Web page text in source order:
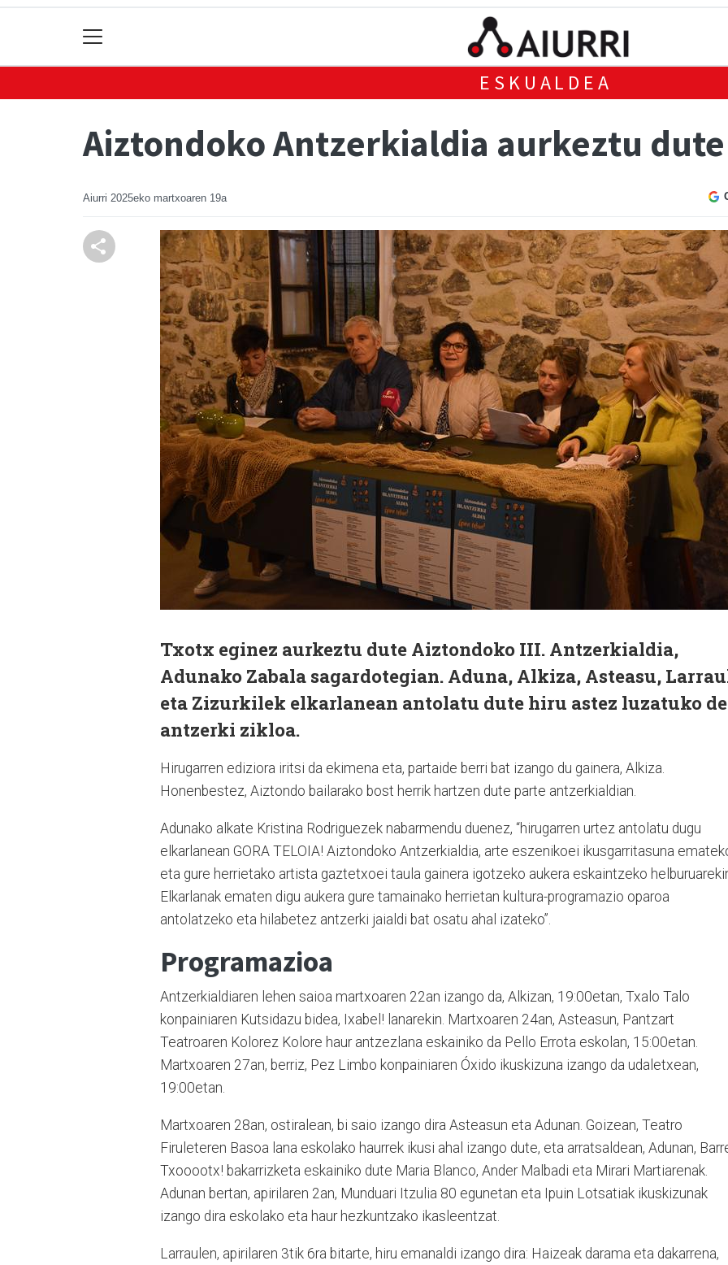
ESKUALDEA
Aiztondoko Antzerkialdia aurkeztu dute
Aiurri 2025eko martxoaren 19a
Txotx eginez aurkeztu dute Aiztondoko III. Antzerkialdia,
Adunako Zabala sagardotegian. Aduna, Alkiza, Asteasu,
eta Zizurkilek elkarlanean antolatu dute hiru astez luzatuko
antzerki zikloa.
Hirugarren ediziora iritsi da ekimena eta, partaide berri bat izango du gainera, Alkiza.
Honenbestez, Aiztondo bailarako bost herrik hartzen dute parte antzerkialdian.
Adunako alkate Kristina Rodriguezek nabarmendu duenez, “hirugarren urtez antolatu dugu
elkarlanean GORA TELOIA! Aiztondoko Antzerkialdia, arte eszenikoei ikusgarritasuna
eta gure herrietako artista gaztetxoei taula gainera igotzeko aukera eskaintzeko
Elkarlanak ematen digu aukera gure tamainako herrietan kultura-programazio oparoa
antolatzeko eta hilabetez antzerki jaialdi bat osatu ahal izateko”.
Programazioa
Antzerkialdiaren lehen saioa martxoaren 22an izango da, Alkizan, 19:00etan, Txalo Talo
konpainiaren Kutsidazu bidea, Ixabel! lanarekin. Martxoaren 24an, Asteasun, Pantzart
Teatroaren Kolorez Kolore haur antzezlana eskainiko da Pello Errota eskolan, 15:00etan.
Martxoaren 27an, berriz, Pez Limbo konpainiaren Óxido ikuskizuna izango da udaletxean,
19:00etan.
Martxoaren 28an, ostiralean, bi saio izango dira Asteasun eta Adunan. Goizean, Teatro
Firuleteren Basoa lana eskolako haurrek ikusi ahal izango dute, eta arratsaldean, Adunan,
Txooootx! bakarrizketa eskainiko dute Maria Blanco, Ander Malbadi eta Mirari Martiarenak.
Adunan bertan, apirilaren 2an, Munduari Itzulia 80 egunetan eta Ipuin Lotsatiak ikuskizunak
izango dira eskolako eta haur hezkuntzako ikasleentzat.
Larraulen, apirilaren 3tik 6ra bitarte, hiru emanaldi izango dira: Haizeak darama eta dakarrena,